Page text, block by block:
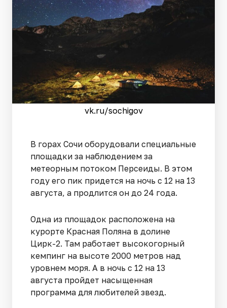
vk.ru/sochigov
В горах Сочи оборудовали специальные
площадки за наблюдением за
метеорным потоком Персеиды. В этом
году его пик придется на ночь с 12 на 13
августа, а продлится он до 24 года.
Одна из площадок расположена на
курорте Красная Поляна в долине
Цирк-2. Там работает высокогорный
кемпинг на высоте 2000 метров над
уровнем моря. А в ночь с 12 на 13
августа пройдет насыщенная
программа для любителей звезд.